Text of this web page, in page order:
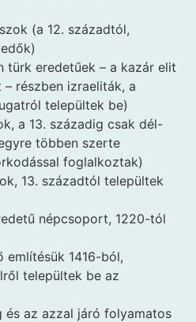
(a 12. századtól,
türk eredetűek – a kazár elit
részben izraeliták, a
települtek be)
a 13. századig csak dél-
többen szerte
foglalkoztak)
13. századtól települtek
népcsoport, 1220-tól
említésük 1416-ból,
települtek be az
és az azzal járó folyamatos